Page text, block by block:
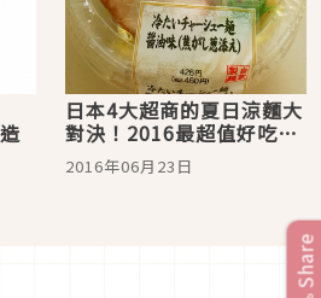
日本4大超商的夏日涼麵大
對決！2016最超值好吃的
到底是哪一款？
2016年06月23日
Share